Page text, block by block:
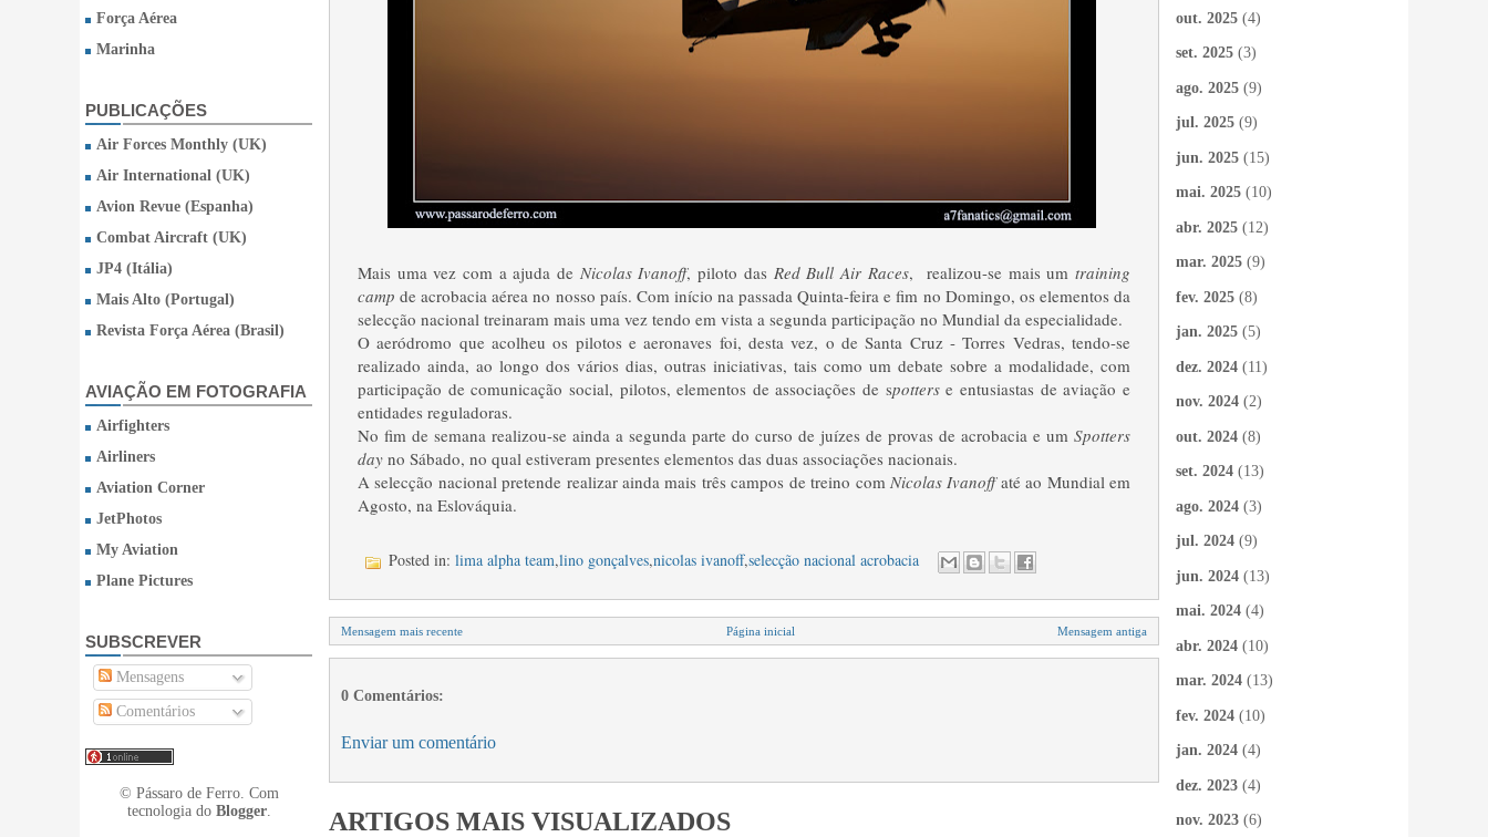
Força Aérea
Marinha
PUBLICAÇÕES
Air Forces Monthly (UK)
Air International (UK)
Avion Revue (Espanha)
Combat Aircraft (UK)
JP4 (Itália)
Mais Alto (Portugal)
Revista Força Aérea (Brasil)
AVIAÇÃO EM FOTOGRAFIA
Airfighters
Airliners
Aviation Corner
JetPhotos
My Aviation
Plane Pictures
SUBSCREVER
Mensagens
Comentários
© Pássaro de Ferro. Com
tecnologia do Blogger.
Mais uma vez com a ajuda de Nicolas Ivanoff, piloto das Red Bull Air Races, realizou-se mais umtraining
camp de acrobacia aérea no nosso país. Com início na passada Quinta-feira e fim no Domingo, os elementos da
selecção nacional treinaram mais uma vez tendo em vista a segunda participação no Mundial da especialidade.
O aeródromo que acolheu os pilotos e aeronaves foi, desta vez, o de Santa Cruz - Torres Vedras, tendo-se
realizado ainda, ao longo dos vários dias, outras iniciativas, tais como um debate sobre a modalidade, com
participação de comunicação social, pilotos, elementos de associações de spotterse entusiastas de aviação e
entidades reguladoras.
No fim de semana realizou-se ainda a segunda parte do curso de juízes de provas de acrobacia e um Spotters
day no Sábado, no qual estiveram presentes elementos das duas associações nacionais.
A selecção nacional pretende realizar ainda mais três campos de treino com Nicolas Ivanoffaté ao Mundial em
Agosto, na Eslováquia.
Posted in: lima alpha team,lino gonçalves,nicolas ivanoff,selecção nacional acrobacia
Mensagem mais recente Mensagem antiga
Página inicial
0 Comentários:
Enviar um comentário
ARTIGOS MAIS VISUALIZADOS
out. 2025 (4)
set. 2025 (3)
ago. 2025 (9)
jul. 2025 (9)
jun. 2025 (15)
mai. 2025 (10)
abr. 2025 (12)
mar. 2025 (9)
fev. 2025 (8)
jan. 2025 (5)
dez. 2024 (11)
nov. 2024 (2)
out. 2024 (8)
set. 2024 (13)
ago. 2024 (3)
jul. 2024 (9)
jun. 2024 (13)
mai. 2024 (4)
abr. 2024 (10)
mar. 2024 (13)
fev. 2024 (10)
jan. 2024 (4)
dez. 2023 (4)
nov. 2023 (6)